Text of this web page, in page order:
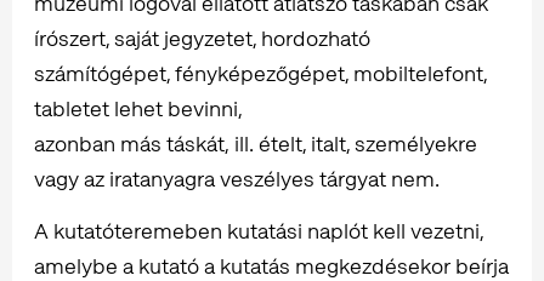
írószert, saját jegyzetet, hordozható
számítógépet, fényképezőgépet, mobiltelefont,
tabletet lehet bevinni,
azonban más táskát, ill. ételt, italt, személyekre
vagy az iratanyagra veszélyes tárgyat nem.
A kutatóteremeben kutatási naplót kell vezetni,
amelybe a kutató a kutatás megkezdésekor beírja